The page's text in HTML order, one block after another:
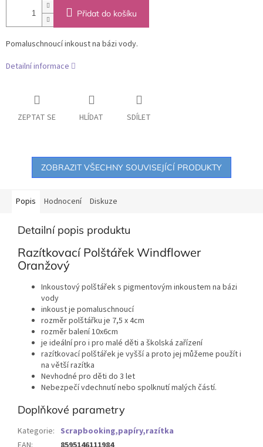
Přidat do košíku
Pomaluschnoucí inkoust na bázi vody.
Detailní informace
ZEPTAT SE HLÍDAT SDÍLET
ZOBRAZIT VŠECHNY SOUVISEJÍCÍ PRODUKTY
Popis Hodnocení Diskuze
Detailní popis produktu
Razítkovací Polštářek Windflower
Oranžový
Inkoustový polštářek s pigmentovým inkoustem na bázi
vody
inkoust je pomaluschnoucí
rozměr polštářku je 7,5 x 4cm
rozměr balení 10x6cm
je ideální pro i pro malé děti a školská zařízení
razítkovací polštářek je vyšší a proto jej můžeme použít i
na větší razítka
Nevhodné pro děti do 3 let
Nebezpečí vdechnutí nebo spolknutí malých částí.
Doplňkové parametry
Kategorie: Scrapbooking,papíry,razítka